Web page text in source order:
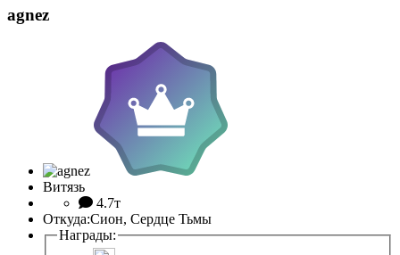
agnez
Витязь
4.7т
Откуда:Сион, Сердце Тьмы
Награды: